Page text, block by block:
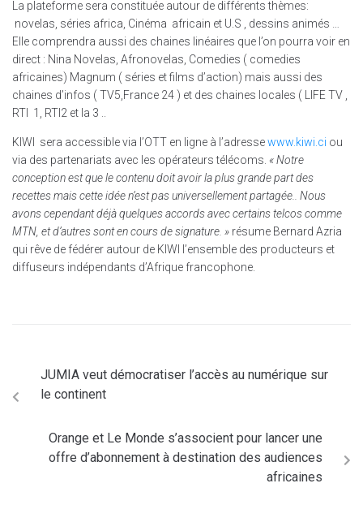
La plateforme sera constituée autour de différents thèmes:
novelas, séries africa, Cinéma africain et U.S , dessins animés …
Elle comprendra aussi des chaines linéaires que l’on pourra voir en
direct : Nina Novelas, Afronovelas, Comedies ( comedies
africaines) Magnum ( séries et films d’action) mais aussi des
chaines d’infos ( TV5,France 24 ) et des chaines locales ( LIFE TV ,
RTI 1, RTI2 et la 3 ..
KIWI sera accessible via l’OTT en ligne à l’adressewww.kiwi.ci ou
via des partenariats avec les opérateurs télécoms. « Notre
conception est que le contenu doit avoir la plus grande part des
recettes mais cette idée n’est pas universellement partagée.. Nous
avons cependant déjà quelques accords avec certains telcos comme
MTN, et d’autres sont en cours de signature. » résume Bernard Azria
qui rêve de fédérer autour de KIWI l’ensemble des producteurs et
diffuseurs indépendants d’Afrique francophone.
JUMIA veut démocratiser l’accès au numérique sur
le continent
Orange et Le Monde s’associent pour lancer une
offre d’abonnement à destination des audiences
africaines